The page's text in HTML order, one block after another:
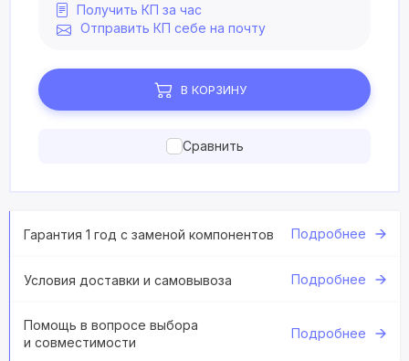
Получить КП за час
Отправить КП себе на почту
В КОРЗИНУ
Сравнить
Гарантия 1 год с заменой компонентов Подробнее
Условия доставки и самовывоза Подробнее
Помощь в вопросе выбора
и совместимости
Подробнее